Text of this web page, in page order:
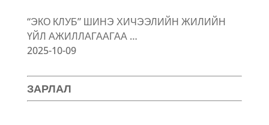
“ЭКО КЛУБ” ШИНЭ ХИЧЭЭЛИЙН ЖИЛИЙН
ҮЙЛ АЖИЛЛАГААГАА …
2025-10-09
ЗАРЛАЛ